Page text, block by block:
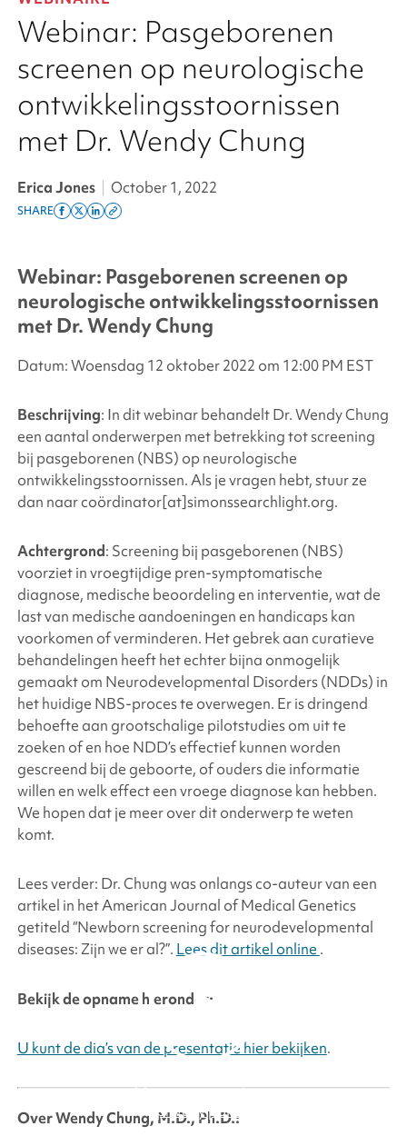
Webinar: Pasgeborenen
screenen op neurologische
ontwikkelingsstoornissen
met Dr. Wendy Chung
Erica Jones October 1, 2022
SHARE
Share
facebook
Share
twitter
Share
linkedin
Copy
page
link
Webinar: Pasgeborenen screenen op
neurologische ontwikkelingsstoornissen
met Dr. Wendy Chung
Datum: Woensdag 12 oktober 2022 om 12:00 PM EST
Beschrijving: In dit webinar behandelt Dr. Wendy Chung
een aantal onderwerpen met betrekking tot screening
bij pasgeborenen (NBS) op neurologische
ontwikkelingsstoornissen. Als je vragen hebt, stuur ze
dan naar coördinator[at]simonssearchlight.org.
Achtergrond: Screening bij pasgeborenen (NBS)
voorziet in vroegtijdige pren-symptomatische
diagnose, medische beoordeling en interventie, wat de
last van medische aandoeningen en handicaps kan
voorkomen of verminderen. Het gebrek aan curatieve
behandelingen heeft het echter bijna onmogelijk
gemaakt om Neurodevelopmental Disorders (NDDs) in
het huidige NBS-proces te overwegen. Er is dringend
behoefte aan grootschalige pilotstudies om uit te
zoeken of en hoe NDD’s effectief kunnen worden
gescreend bij de geboorte, of ouders die informatie
willen en welk effect een vroege diagnose kan hebben.
We hopen dat je meer over dit onderwerp te weten
komt.
Lees verder: Dr. Chung was onlangs co-auteur van een
artikel in het American Journal of Medical Genetics
getiteld “Newborn screening for neurodevelopmental
diseases: Zijn we er al?”. Lees dit artikel online .
Bekijk de opname hieronder:
video, you agree to our
privacy policy.
U kunt de dia’s van de presentatie hier bekijken.
OverWendy Chung, M.D., Ph.D.: